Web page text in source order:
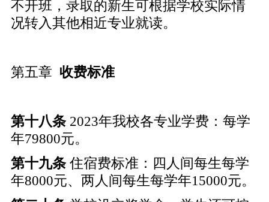
不开班，录取的新生可根据学校实际情
况转入其他相近专业就读。
第五章 收费标准
第十八条 2023年我校各专业学费：每学
年79800元。
第十九条 住宿费标准：四人间每生每学
年8000元、两人间每生每学年15000元。